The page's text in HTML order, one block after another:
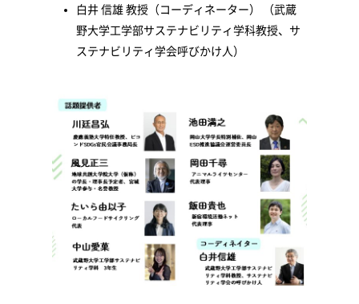
白井 信雄 教授（コーディネーター） （武蔵
野大学工学部サステナビリティ学科教授、サ
ステナビリティ学会呼びかけ人）